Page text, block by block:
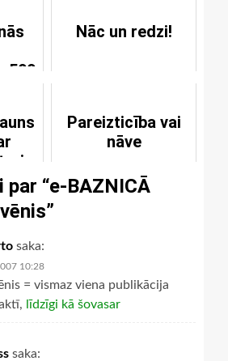
500
Nāc un redzi!
Pareizticība vai
nāve
par “e-BAZNICĀ
”
saka:
10:28
= vismaz viena publikācija
līdzīgi kā šovasar
saka: